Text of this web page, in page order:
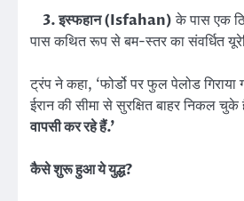
3. इस्फहान (Isfahan)के पास एक
पास कथित रूप से बम-स्तर का संवर्धित
ट्रंप ने कहा, ‘फोर्डो पर फुल पेलोड गिराया
ईरान की सीमा से सुरक्षित बाहर निकल
वापसी कर रहे हैं.’
कैसे शुरू हुआ ये युद्ध?